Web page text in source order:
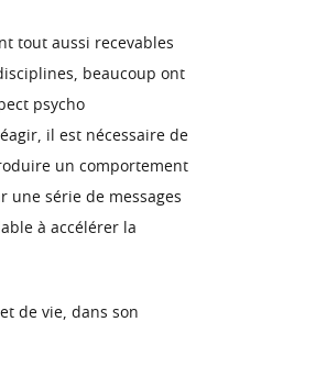
tout aussi recevables
beaucoup ont
psycho
il est nécessaire de
un comportement
une série de messages
à accélérer la
de vie, dans son